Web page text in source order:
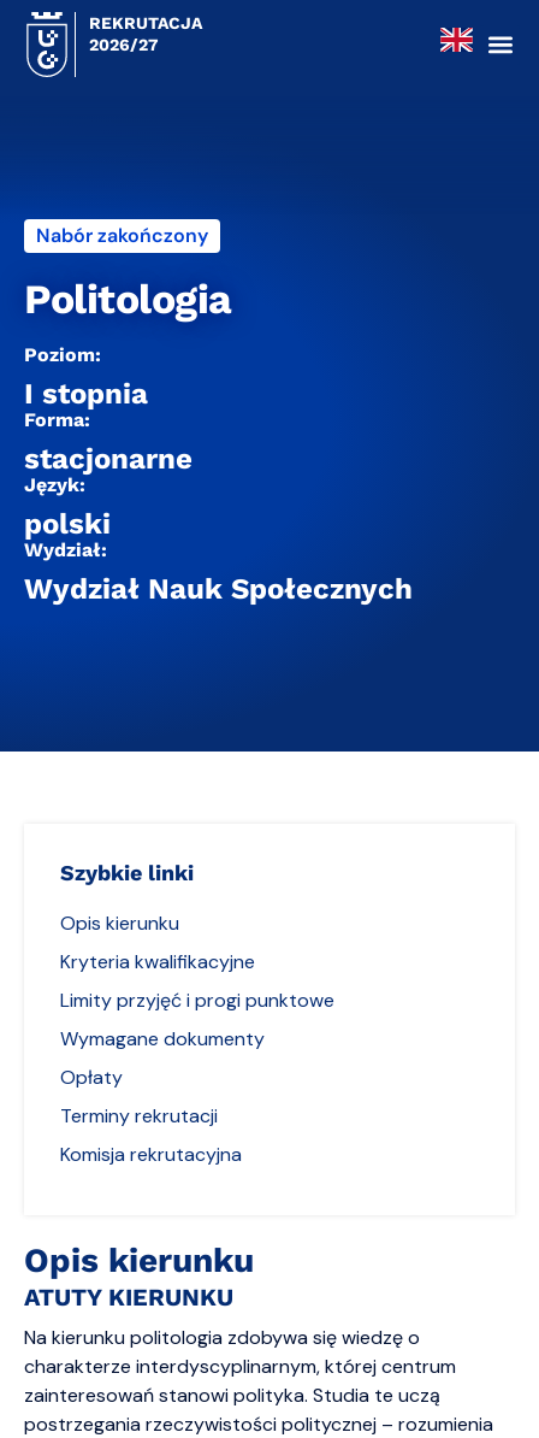
REKRUTACJA
2026/27
Nabór zakończony
Politologia
Poziom:
I stopnia
Forma:
stacjonarne
Język:
polski
Wydział:
Wydział Nauk Społecznych
Opis kierunku
ATUTY KIERUNKU
Na kierunku politologia zdobywa się wiedzę o
charakterze interdyscyplinarnym, której centrum
zainteresowań stanowi polityka. Studia te uczą
postrzegania rzeczywistości politycznej – rozumienia
Szybkie linki
Opis kierunku
Kryteria kwalifikacyjne
Limity przyjęć i progi punktowe
Wymagane dokumenty
Opłaty
Terminy rekrutacji
Komisja rekrutacyjna